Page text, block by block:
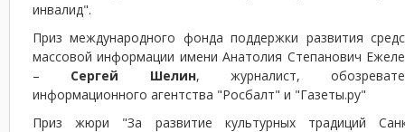
инвалид".
Приз международного фонда поддержки развития
массовой информации имени Анатолия Степанович
– Сергей Шелин, журналист,
информационного агентства "Росбалт" и "Газеты.ру"
Приз жюри "За развитие культурных традиций